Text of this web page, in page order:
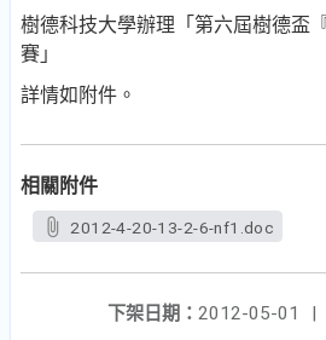
樹德科技大學辦理「第六屆樹德盃
賽」
詳情如附件。
相關附件
2012-4-20-13-2-6-nf1.doc
下架日期： 2012-05-01
|